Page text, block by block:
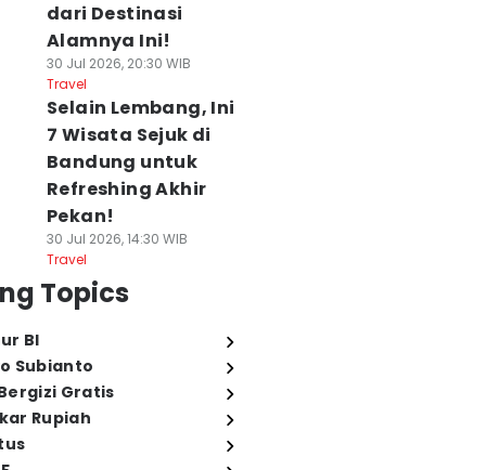
dari Destinasi
Alamnya Ini!
30 Jul 2026, 20:30 WIB
Travel
Selain Lembang, Ini
7 Wisata Sejuk di
Bandung untuk
Refreshing Akhir
Pekan!
30 Jul 2026, 14:30 WIB
Travel
Topics
BI
Subianto
Gratis
Rupiah